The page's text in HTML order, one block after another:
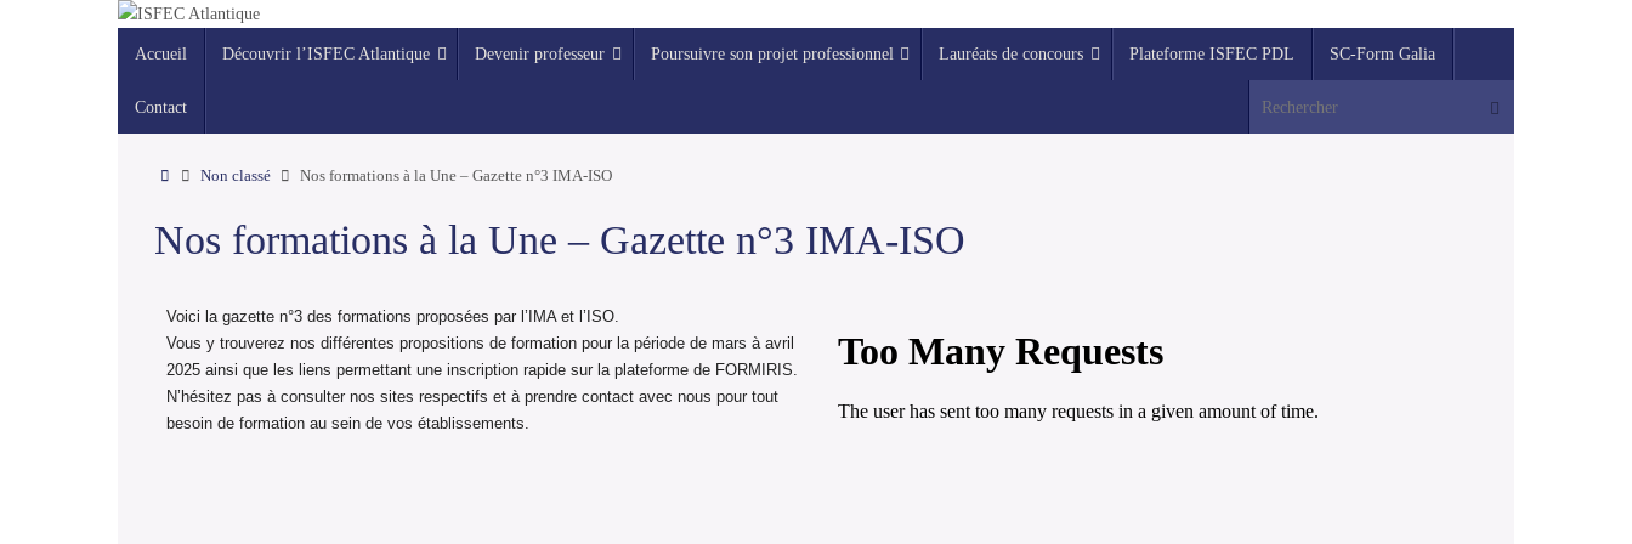
Accueil
Découvrir l’ISFEC Atlantique Devenir professeur Poursuivre son projet professionnel Lauréats de concours Plateforme ISFEC PDL SC-Form Galia
Contact
Non classé Nos formations à la Une – Gazette n°3 IMA-ISO
Nos formations à la Une – Gazette n°3 IMA-ISO
Voici la gazette n°3 des formations proposées par l’IMA et l’ISO.
Vous y trouverez nos différentes propositions de formation pour la période de mars à avril
2025 ainsi que les liens permettant une inscription rapide sur la plateforme de FORMIRIS.
N’hésitez pas à consulter nos sites respectifs et à prendre contact avec nous pour tout
besoin de formation au sein de vos établissements.